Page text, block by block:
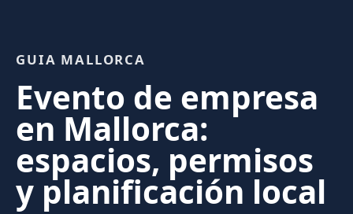
GUIA MALLORCA
Evento de empresa
en Mallorca:
espacios, permisos
y planificación local